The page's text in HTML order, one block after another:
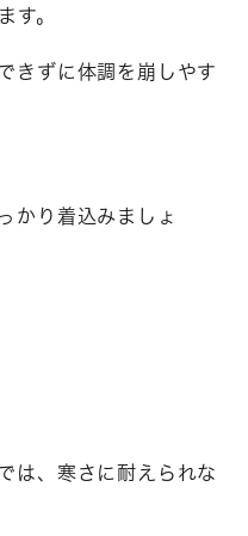
す。
きずに体調を崩しやす
かり着込みましょ
は、寒さに耐えられな